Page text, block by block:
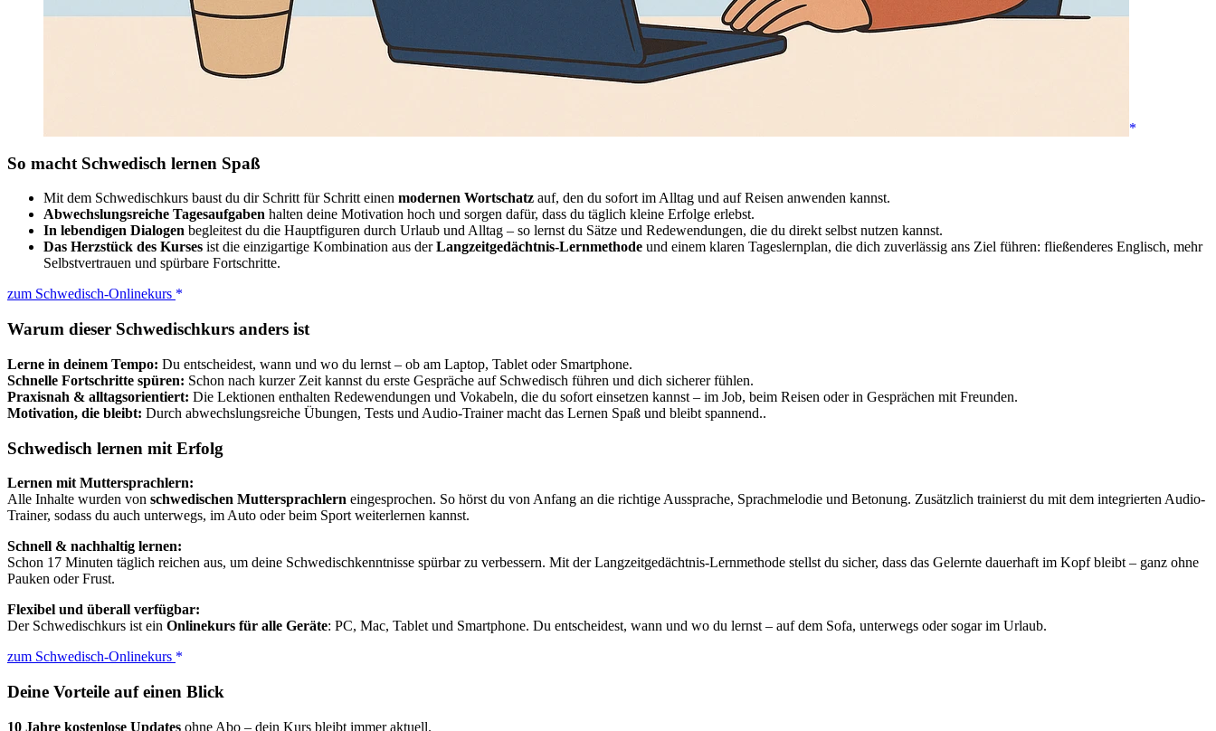
So macht Schwedisch lernen Spaß
Mit dem Schwedischkurs baust du dir Schritt für Schritt einen modernen Wortschatz auf, den du sofort im Alltag und auf Reisen anwenden kannst.
Abwechslungsreiche Tagesaufgaben halten deine Motivation hoch und sorgen dafür, dass du täglich kleine Erfolge erlebst.
In lebendigen Dialogen begleitest du die Hauptfiguren durch Urlaub und Alltag – so lernst du Sätze und Redewendungen, die du direkt selbst nutzen kannst.
Das Herzstück des Kurses ist die einzigartige Kombination aus derLangzeitgedächtnis-Lernmethode und einem klaren Tageslernplan, die dich zuverlässig ans Ziel führen: fließenderes Englisch, mehr
Selbstvertrauen und spürbare Fortschritte.
zum Schwedisch-Onlinekurs
Warum dieser Schwedischkurs anders ist
Lerne in deinem Tempo: Du entscheidest, wann und wo du lernst – ob am Laptop, Tablet oder Smartphone.
Schnelle Fortschritte spüren: Schon nach kurzer Zeit kannst du erste Gespräche auf Schwedisch führen und dich sicherer fühlen.
Praxisnah & alltagsorientiert: Die Lektionen enthalten Redewendungen und Vokabeln, die du sofort einsetzen kannst – im Job, beim Reisen oder in Gesprächen mit Freunden.
Motivation, die bleibt: Durch abwechslungsreiche Übungen, Tests und Audio-Trainer macht das Lernen Spaß und bleibt spannend..
Schwedisch lernen mit Erfolg
Lernen mit Muttersprachlern:
Alle Inhalte wurden von schwedischen Muttersprachlern eingesprochen. So hörst du von Anfang an die richtige Aussprache, Sprachmelodie und Betonung. Zusätzlich trainierst du mit dem integrierten Audio-
Trainer, sodass du auch unterwegs, im Auto oder beim Sport weiterlernen kannst.
Schnell & nachhaltig lernen:
Schon 17 Minuten täglich reichen aus, um deine Schwedischkenntnisse spürbar zu verbessern. Mit der Langzeitgedächtnis-Lernmethode stellst du sicher, dass das Gelernte dauerhaft im Kopf bleibt – ganz ohne
Pauken oder Frust.
Flexibel und überall verfügbar:
Der Schwedischkurs ist ein Onlinekurs für alle Geräte: PC, Mac, Tablet und Smartphone. Du entscheidest, wann und wo du lernst – auf dem Sofa, unterwegs oder sogar im Urlaub.
zum Schwedisch-Onlinekurs
Deine Vorteile auf einen Blick
10 Jahre kostenlose Updates ohne Abo – dein Kurs bleibt immer aktuell.